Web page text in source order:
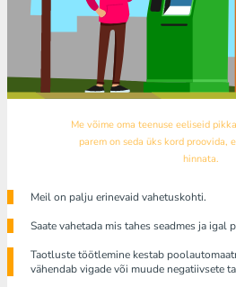
Me võime oma teenuse eeliseid
parem on seda üks kord proovida,
hinnata.
Meil ​​on palju erinevaid vahetuskohti.
Saate vahetada mis tahes seadmes ja igal
Taotluste töötlemine kestab
vähendab vigade või muude negatiivsete